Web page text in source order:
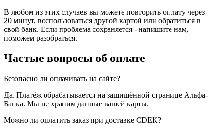
В любом из этих случаев вы можете повторить оплату через
20 минут, воспользоваться другой картой или обратиться в
свой банк. Если проблема сохраняется - напишите нам,
поможем разобраться.
Частые вопросы об оплате
Безопасно ли оплачивать на сайте?
Да. Платёж обрабатывается на защищённой странице Альфа-
Банка. Мы не храним данные вашей карты.
Можно ли оплатить заказ при доставке CDEK?